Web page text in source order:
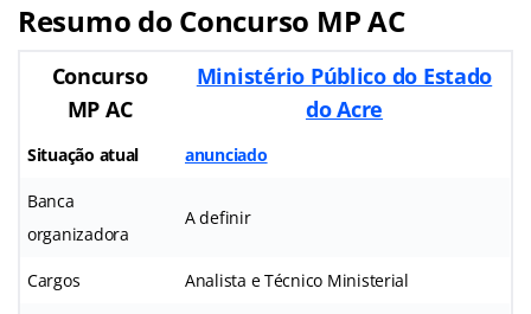
Resumo do Concurso MP AC
Concurso
MP AC
Ministério Público do Estado
do Acre
Situação atual anunciado
Banca
organizadora
A definir
Cargos Analista e Técnico Ministerial